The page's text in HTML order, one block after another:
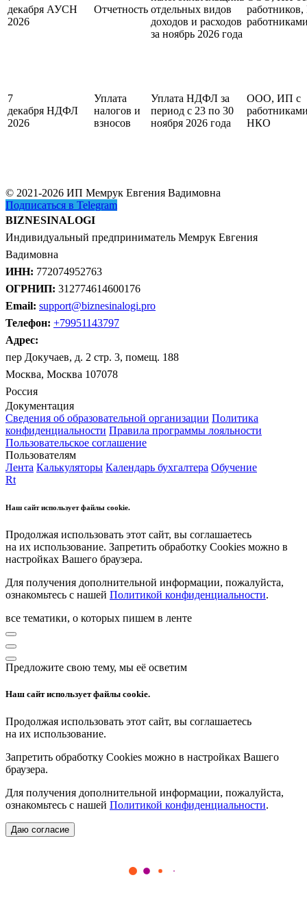
декабря
2026
АУСН Отчетность отдельных видов
доходов и расходов
за ноябрь 2026 года
7
декабря
2026
НДФЛ
Уплата
налогов и
взносов
Уплата НДФЛ за
период с 23 по 30
ноября 2026 года
ООО, ИП с
НКО
© 2021-2026 ИП Мемрук Евгения Вадимовна
Подписаться в Telegram
BIZNESINALOGI
Индивидуальный предприниматель Мемрук Евгения
Вадимовна
ИНН: 772074952763
ОГРНИП: 312774614600176
Email: support@biznesinalogi.pro
Телефон: +79951143797
Адрес:
пер Докучаев, д. 2 стр. 3, помещ. 188
Москва, Москва 107078
Россия
Документация
Сведения об образовательной организации Политика
конфиденциальности Правила программы лояльности
Пользовательское соглашение
Пользователям
Лента Калькуляторы Календарь бухгалтера Обучение
Rt
Наш сайт использует файлы cookie.
Продолжая использовать этот сайт, вы соглашаетесь
на их использование. Запретить обработку Cookies можно в
настройках Вашего браузера.
Для получения дополнительной информации, пожалуйста,
ознакомьтесь с нашей Политикой конфиденциальности.
все тематики, о которых пишем в ленте
Предложите свою тему, мы её осветим
Наш сайт использует файлы cookie.
Продолжая использовать этот сайт, вы соглашаетесь
на их использование.
Запретить обработку Cookies можно в настройках Вашего
браузера.
Для получения дополнительной информации, пожалуйста,
ознакомьтесь с нашей Политикой конфиденциальности.
Даю согласие